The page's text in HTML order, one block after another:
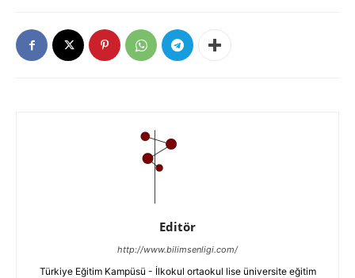
Editör
http://www.bilimsenligi.com/
Türkiye Eğitim Kampüsü - İlkokul ortaokul lise üniversite eğitim